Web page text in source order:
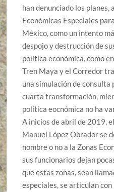
han denunciado los planes,
Económicas Especiales
México, como un intento
despojo y destrucción de
política económica, como
Tren Maya y el Corredor
una simulación de
cuarta transformación,
política eocnómica no ha
A inicios de abril de 2019,
Manuel López Obrador se
nombre o no a la Zonas
sus funcionarios dejan
que estas zonas, sean
especiales, se articulan con